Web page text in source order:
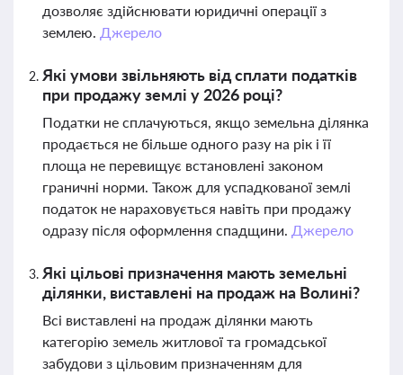
дозволяє здійснювати юридичні операції з
землею. Джерело
Які умови звільняють від сплати податків
при продажу землі у 2026 році?
Податки не сплачуються, якщо земельна ділянка
продається не більше одного разу на рік і її
площа не перевищує встановлені законом
граничні норми. Також для успадкованої землі
податок не нараховується навіть при продажу
одразу після оформлення спадщини. Джерело
Які цільові призначення мають земельні
ділянки, виставлені на продаж на Волині?
Всі виставлені на продаж ділянки мають
категорію земель житлової та громадської
забудови з цільовим призначенням для